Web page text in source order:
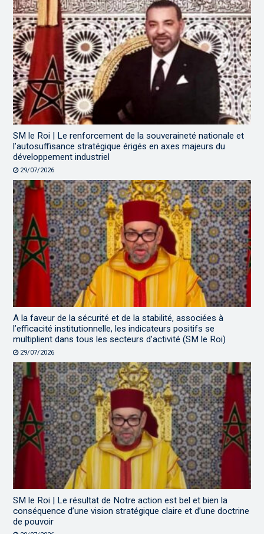
SM le Roi | Le renforcement de la souveraineté nationale et
l’autosuffisance stratégique érigés en axes majeurs du
développement industriel
29/07/2026
A la faveur de la sécurité et de la stabilité, associées à
l’efficacité institutionnelle, les indicateurs positifs se
multiplient dans tous les secteurs d’activité (SM le Roi)
29/07/2026
SM le Roi | Le résultat de Notre action est bel et bien la
conséquence d’une vision stratégique claire et d’une doctrine
de pouvoir